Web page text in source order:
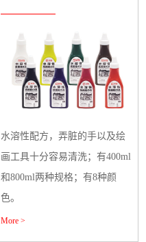
水溶性配方，弄脏的手以及绘
画工具十分容易清洗；有400ml
和800ml两种规格；有8种颜
色。
More >